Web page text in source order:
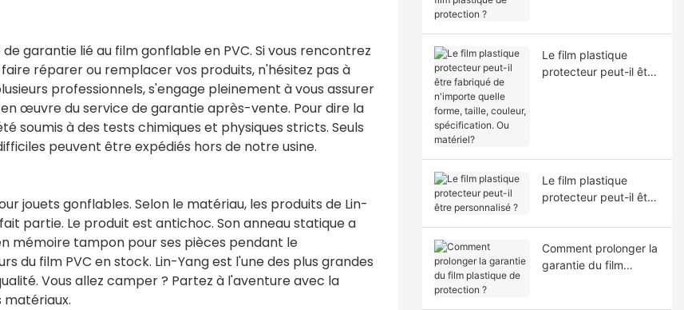
de garantie lié au film gonflable en PVC. Si vous rencontrez
réparer ou remplacer vos produits, n'hésitez pas à
professionnels, s'engage pleinement à vous assurer
œuvre du service de garantie après-vente. Pour dire la
soumis à des tests chimiques et physiques stricts. Seuls
peuvent être expédiés hors de notre usine.
jouets gonflables. Selon le matériau, les produits de Lin-
partie. Le produit est antichoc. Son anneau statique a
mémoire tampon pour ses pièces pendant le
du film PVC en stock. Lin-Yang est l'une des plus grandes
Vous allez camper ? Partez à l'aventure avec la
Le film plastique
protecteur peut-il être
Le film plastique
protecteur peut-il être
Comment prolonger la
garantie du film